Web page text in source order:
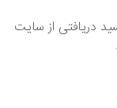
دریافتی از سایت